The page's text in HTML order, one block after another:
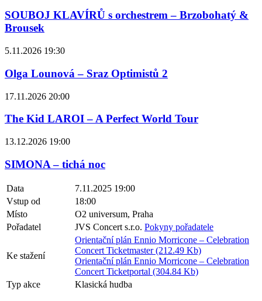
SOUBOJ KLAVÍRŮ s orchestrem – Brzobohatý &
Brousek
5.11.2026 19:30
Olga Lounová – Sraz Optimistů 2
17.11.2026 20:00
The Kid LAROI – A Perfect World Tour
13.12.2026 19:00
SIMONA – tichá noc
Data
7.11.2025 19:00
Vstup od
18:00
Místo
O2 universum, Praha
Pořadatel
JVS Concert s.r.o. Pokyny pořadatele
Ke stažení
Orientační plán Ennio Morricone – Celebration
Concert Ticketmaster (212.49 Kb)
Orientační plán Ennio Morricone – Celebration
Concert Ticketportal (304.84 Kb)
Typ akce
Klasická hudba